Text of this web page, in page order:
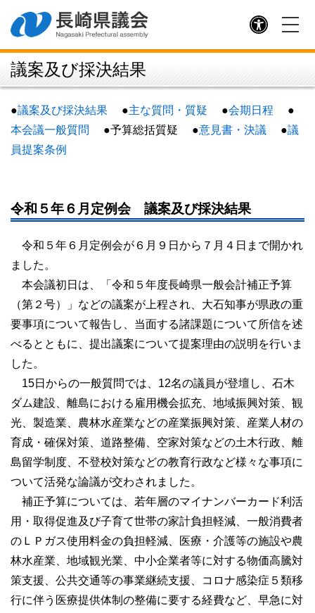
議長・副議長
議長あいさつ
議長記者会見
副議長あいさつ
歴代議長・副議長
議長交際費
会派別議員名簿
選挙区分MAP
委員会名簿
県議会からのお知らせ
傍聴のご案内
請願と陳情の手続
行政視察の受入れ
県庁舎（県議会棟）へのアクセス
政務活動費
県議会事務局
ご意見・ご要望
県議会の役割と審議
県議会の役割と権限
議案及び採決結果
●議案及び採決結果 ●主な質問・質疑 ●会期日程 ●
本会議一般質問
●予算総括質疑 ●意見書・決議 ●議
員提案条例
令和５年６月定例会 議案及び採決結果
令和５年６月定例会が６月９日から７月４日まで開かれ
ました。
本会議初日は、「令和５年度長崎県一般会計補正予算
（第２号）」などの議案が上程され、大石知事が県政の重
要事項について報告し、当面する諸課題について所信を述
べるとともに、提出議案について提案理由の説明を行いま
した。
15日からの一般質問では、12名の議員が登壇し、石木
ダム建設、離島における雇用機会拡充、地域振興対策、観
光、製造業、農林水産業などの産業振興対策、産業人材の
育成・確保対策、道路整備、空家対策などの土木行政、離
島留学制度、不登校対策などの教育行政など様々な事項に
ついて活発な論議が交わされました。
補正予算については、若年層のマイナンバーカード利活
用・取得促進及び子育て世帯の家計負担軽減、一般消費者
のＬＰガス使用料金の負担軽減、医療・介護等の施設や農
林水産業、地域観光業、中小企業者等に対する物価高騰対
策支援、公共交通等の事業継続支援、コロナ感染症５類移
行に伴う医療提供体制の整備に要する経費など、早急に対